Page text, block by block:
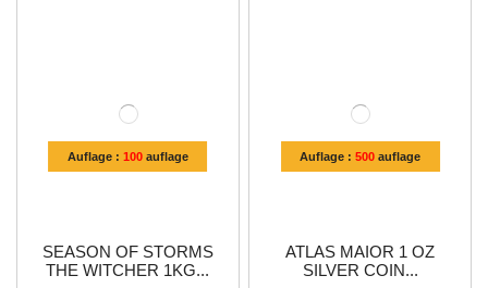
Auflage : 100auflage
SEASON OF STORMS
THE WITCHER 1KG...
Auflage :500 auflage
ATLAS MAIOR 1 OZ
SILVER COIN...